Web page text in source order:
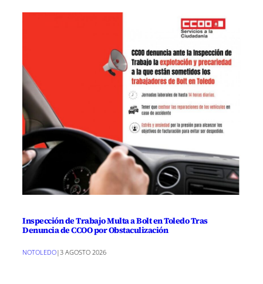
Inspección de Trabajo Multa a Bolt en Toledo Tras
Denuncia de CCOO por Obstaculización
NOTOLEDO|3 AGOSTO 2026